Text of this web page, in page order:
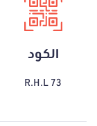
الكود
R.H.L 73